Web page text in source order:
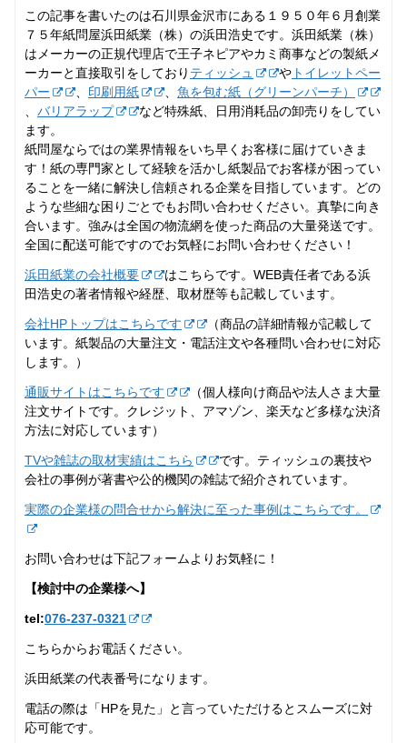
この記事を書いたのは石川県金沢市にある１９５０年６月創業
７５年紙問屋浜田紙業（株）の浜田浩史です。浜田紙業（株）
はメーカーの正規代理店で王子ネピアやカミ商事などの製紙メ
ーカーと直接取引をしており ティッシュ や トイレットペー
パー
、 印刷用紙 、 魚を包む紙（グリーンパーチ）
、 バリアラップ
など特殊紙、日用消耗品の卸売りをしてい
ます。
紙問屋ならではの業界情報をいち早くお客様に届けていきま
す！紙の専門家として経験を活かし紙製品でお客様が困ってい
ることを一緒に解決し信頼される企業を目指しています。どの
ような些細な困りごとでもお問い合わせください。真摯に向き
合います。強みは全国の物流網を使った商品の大量発送です。
全国に配送可能ですのでお気軽にお問い合わせください！
浜田紙業の会社概要
はこちらです。WEB責任者である浜
田浩史の著者情報や経歴、取材歴等も記載しています。
会社HPトップはこちらです
（商品の詳細情報が記載して
います。紙製品の大量注文・電話注文や各種問い合わせに対応
します。）
通販サイトはこちらです
（個人様向け商品や法人さま大量
注文サイトです。クレジット、アマゾン、楽天など多様な決済
方法に対応しています）
TVや雑誌の取材実績はこちら
です。ティッシュの裏技や
会社の事例が著書や公的機関の雑誌で紹介されています。
実際の企業様の問合せから解決に至った事例はこちらです。
お問い合わせは下記フォームよりお気軽に！
【検討中の企業様へ】
tel:076-237‐0321
こちらからお電話ください。
浜田紙業の代表番号になります。
電話の際は「HPを見た」と言っていただけるとスムーズに対
応可能です。